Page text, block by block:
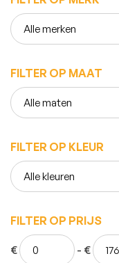
FILTER OP MAAT
FILTER OP KLEUR
FILTER OP PRIJS
€ - €